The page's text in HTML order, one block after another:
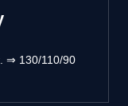
⇒ 130/110/90